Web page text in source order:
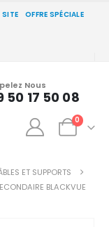
SITE OFFRE SPÉCIALE
Nous
50 17 50 08
0
ET SUPPORTS
BLACKVUE